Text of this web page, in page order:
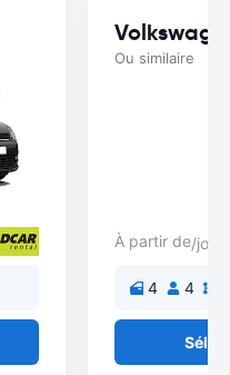
Ou similaire
À partir de/
4 4